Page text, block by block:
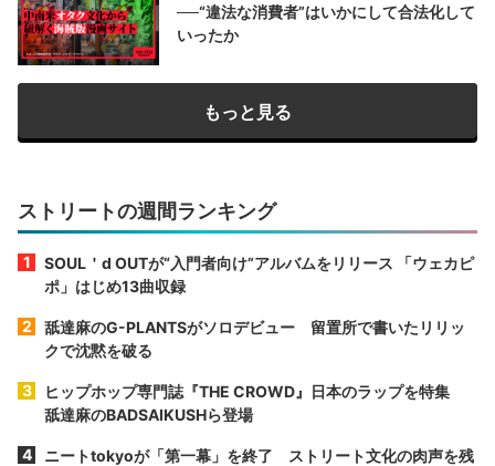
──“違法な消費者”はいかにして合法化して
いったか
もっと見る
ストリートの週間ランキング
SOUL＇d OUTが“入門者向け”アルバムをリリース 「ウェカピ
ポ」はじめ13曲収録
舐達麻のG-PLANTSがソロデビュー 留置所で書いたリリッ
クで沈黙を破る
ヒップホップ専門誌『THE CROWD』日本のラップを特集
舐達麻のBADSAIKUSHら登場
ニートtokyoが「第一幕」を終了 ストリート文化の肉声を残